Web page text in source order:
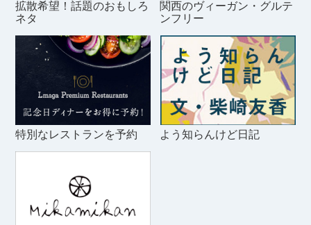
拡散希望！話題のおもしろ
ネタ
関西のヴィーガン・グルテ
ンフリー
特別なレストランを予約 よう知らんけど日記